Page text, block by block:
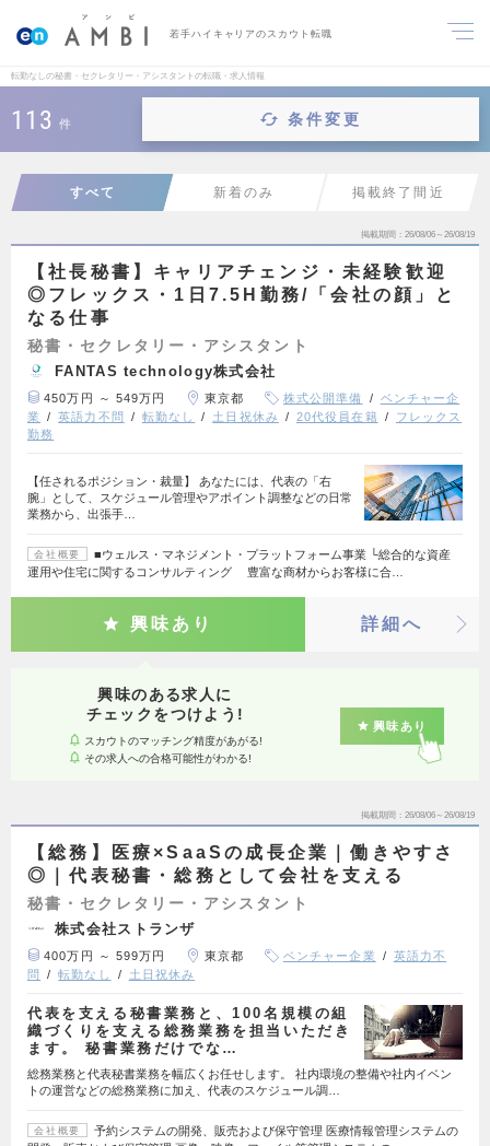
若手ハイキャリアのスカウト転職
転勤なしの秘書・セクレタリー・アシスタントの転職・求人情報
113 件 条件変更
すべて 新着のみ 掲載終了間近
掲載期間 26/08/06～26/08/19
【社長秘書】キャリアチェンジ・未経験歓迎
◎フレックス・1日7.5H勤務/「会社の顔」と
なる仕事
秘書・セクレタリー・アシスタント
FANTAS technology株式会社
450万円 ～ 549万円 東京都 株式公開準備
ベンチャー企
業
英語力不問 転勤なし 土日祝休み 20代役員在籍
フレックス
勤務
【任されるポジション・裁量】 あなたには、代表の「右
腕」として、スケジュール管理やアポイント調整などの日常
業務から、出張手…
会社概要
■ウェルス・マネジメント・プラットフォーム事業 └総合的な資産
運用や住宅に関するコンサルティング 豊富な商材からお客様に合…
興味あり 詳細へ
興味のある求人に
チェックをつけよう!
スカウトのマッチング精度があがる!
その求人への合格可能性がわかる!
興味あり
掲載期間 26/08/06～26/08/19
【総務】医療×SaaSの成長企業｜働きやすさ
◎｜代表秘書・総務として会社を支える
秘書・セクレタリー・アシスタント
株式会社ストランザ
400万円 ～ 599万円 東京都 ベンチャー企業
英語力不
問
転勤なし 土日祝休み
代表を支える秘書業務と、100名規模の組
織づくりを支える総務業務を担当いただき
ます。 秘書業務だけでな…
総務業務と代表秘書業務を幅広くお任せします。 社内環境の整備や社内イベン
トの運営などの総務業務に加え、代表のスケジュール調…
会社概要
予約システムの開発、販売および保守管理 医療情報管理システムの